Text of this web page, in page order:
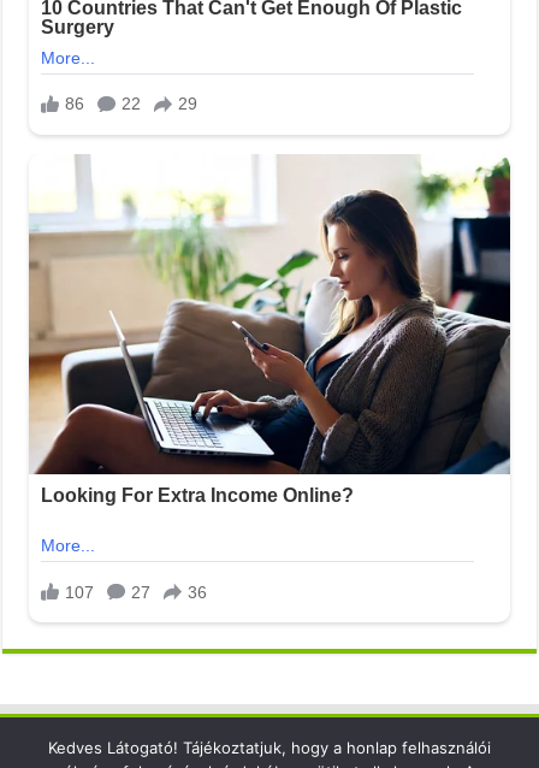
Kedves Látogató! Tájékoztatjuk, hogy a honlap felhasználói